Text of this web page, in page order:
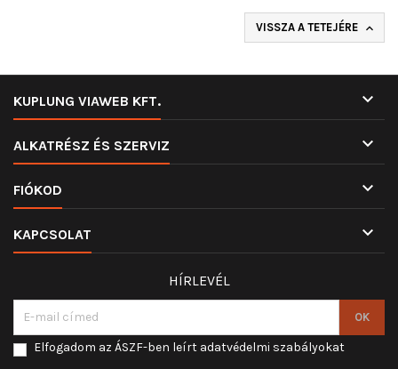
VISSZA A TETEJÉRE 
KUPLUNG VIAWEB KFT. 
ALKATRÉSZ ÉS SZERVIZ 
FIÓKOD 
KAPCSOLAT 
HÍRLEVÉL
Elfogadom az ÁSZF-ben leírt adatvédelmi szabályokat